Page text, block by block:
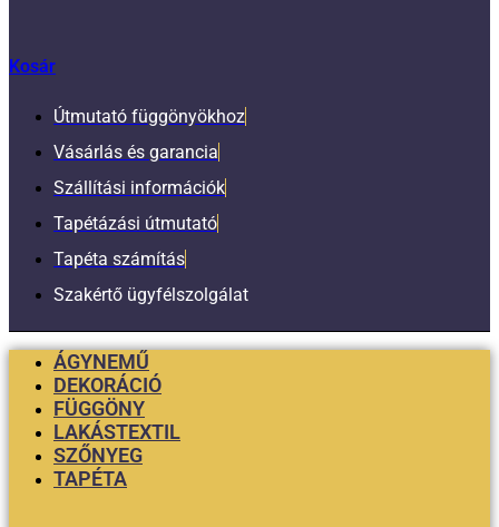
Kosár
Útmutató függönyökhoz
Vásárlás és garancia
Szállítási információk
Tapétázási útmutató
Tapéta számítás
Szakértő ügyfélszolgálat
ÁGYNEMŰ
DEKORÁCIÓ
FÜGGÖNY
LAKÁSTEXTIL
SZŐNYEG
TAPÉTA